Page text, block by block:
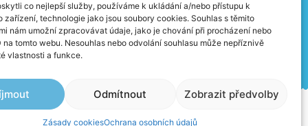
co nejlepší služby, používáme k ukládání a/nebo přístupu k
zařízení, technologie jako jsou soubory cookies. Souhlas s těmito
nám umožní zpracovávat údaje, jako je chování při procházení nebo
na tomto webu. Nesouhlas nebo odvolání souhlasu může nepříznivě
vlastnosti a funkce.
Odmítnout Zobrazit předvolby
Zásady cookiesOchrana osobních údajů
Kontakty
Made byBort